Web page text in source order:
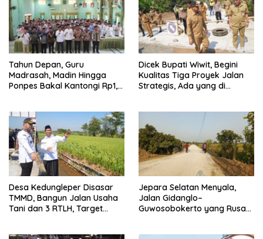
Tahun Depan, Guru
Madrasah, Madin Hingga
Ponpes Bakal Kantongi Rp1,2
Dicek Bupati Wiwit, Begini
Kualitas Tiga Proyek Jalan
Strategis, Ada yang di
Desa Kedungleper Disasar
TMMD, Bangun Jalan Usaha
Tani dan 3 RTLH, Target
Jepara Selatan Menyala,
Jalan Gidanglo–
Guwosobokerto yang Rusak